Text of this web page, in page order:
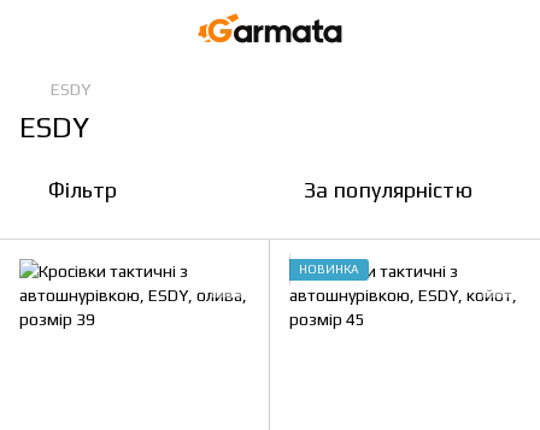
ESDY
ESDY
Фільтр За популярністю
НОВИНКА